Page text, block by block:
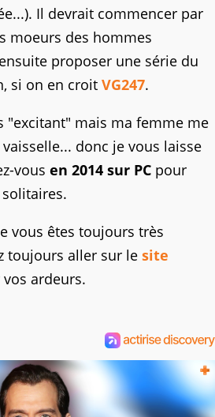
Il devrait commencer par
moeurs des hommes
proposer une série du
si on en croit VG247.
"excitant" mais ma femme me
donc je vous laisse
vous en 2014 sur PC pour
vous êtes toujours très
toujours aller sur le site
ardeurs.